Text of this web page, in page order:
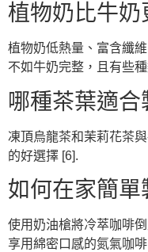
植物奶比牛奶
植物奶低熱量、富含纖
不如牛奶完整，且有些
哪種茶葉適合
凍頂烏龍茶和茉莉花茶
的好選擇 [6].
如何在家簡單
使用奶油槍將冷萃咖啡
享用綿密口感的氮氣咖啡